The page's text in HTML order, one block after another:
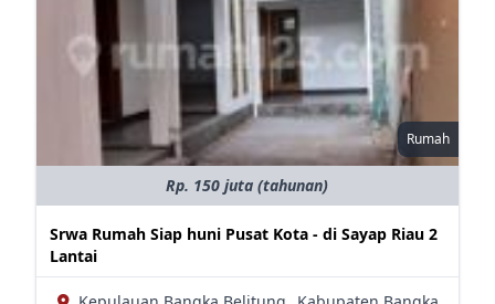
Rumah
Rp. 150 juta (tahunan)
Srwa Rumah Siap huni Pusat Kota - di Sayap Riau 2
Lantai